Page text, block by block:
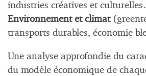
industries créatives et
Environnement et climat
transports durables, économie
Une analyse approfondie du
du modèle économique de